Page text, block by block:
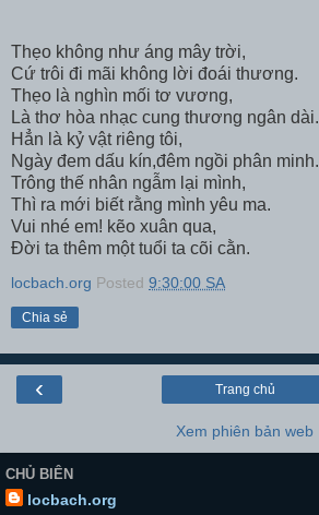
Thẹo không như áng mây trời,
Cứ trôi đi mãi không lời đoái thương.
Thẹo là nghìn mối tơ vương,
Là thơ hòa nhạc cung thương ngân dài.
Hẳn là kỷ vật riêng tôi,
Ngày đem dấu kín,đêm ngồi phân minh.
Trông thế nhân ngẫm lại mình,
Thì ra mới biết rằng mình yêu ma.
Vui nhé em! kẽo xuân qua,
Đời ta thêm một tuổi ta cõi cằn.
locbach.org Posted 9:30:00 SA
Chia sẻ
‹ Trang chủ
Xem phiên bản web
CHỦ BIÊN
locbach.org